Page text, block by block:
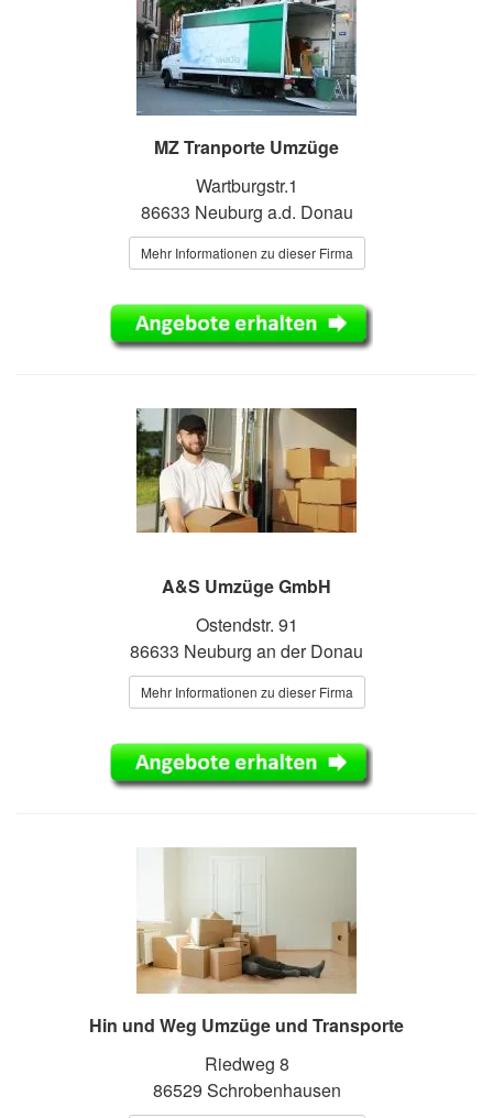
MZ Tranporte Umzüge
Wartburgstr.1
86633 Neuburg a.d. Donau
Mehr Informationen zu dieser Firma
A&S Umzüge GmbH
Ostendstr. 91
86633 Neuburg an der Donau
Mehr Informationen zu dieser Firma
Hin und Weg Umzüge und Transporte
Riedweg 8
86529 Schrobenhausen